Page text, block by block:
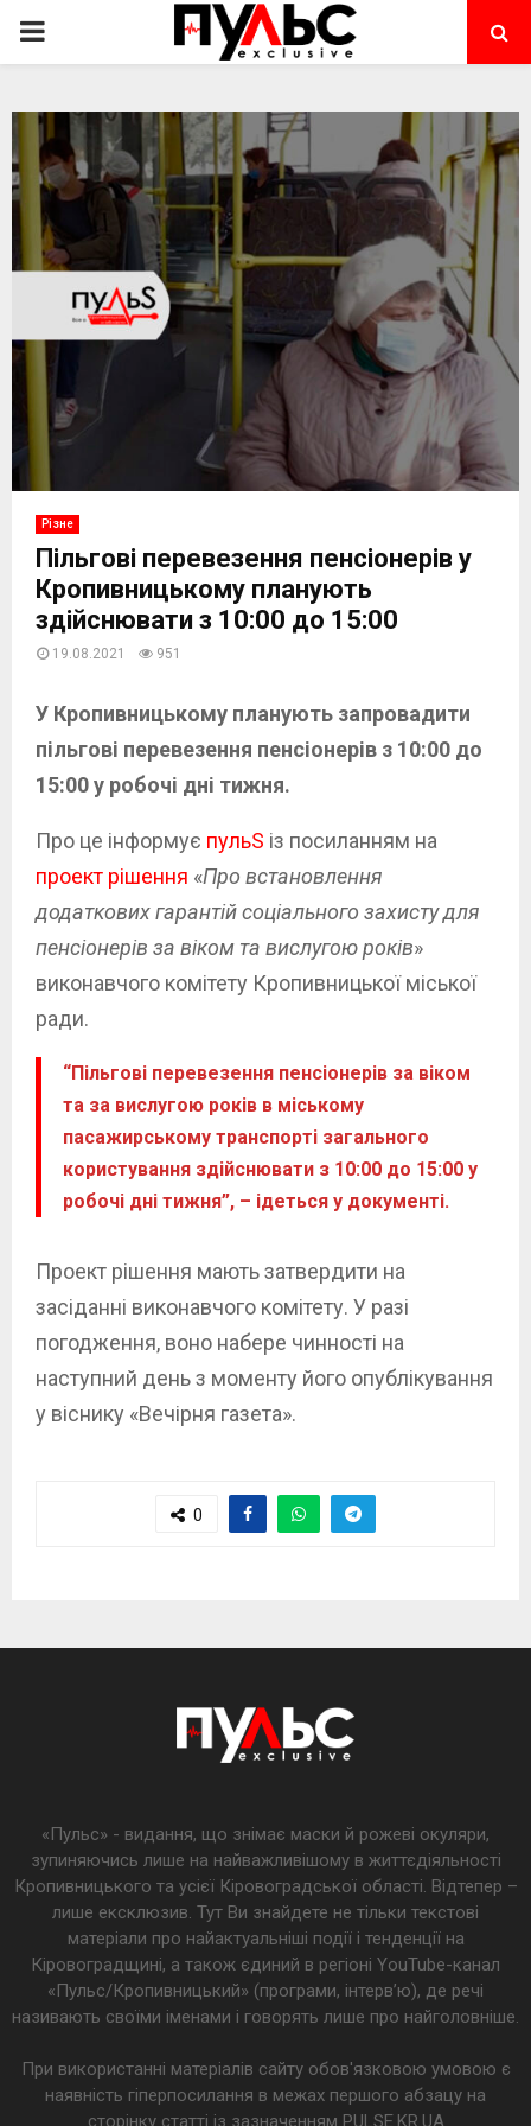
PRIMARY
Різне
Пільгові перевезення пенсіонерів у
Кропивницькому планують
здійснювати з 10:00 до 15:00
19.08.2021 951
У Кропивницькому планують запровадити
пільгові перевезення пенсіонерів з 10:00 до
15:00 у робочі дні тижня.
Про це інформує пульS із посиланням на
проект рішення «Про встановлення
додаткових гарантій соціального захисту для
пенсіонерів за віком та вислугою років»
виконавчого комітету Кропивницької міської
ради.
“Пільгові перевезення пенсіонерів за віком
та за вислугою років в міському
пасажирському транспорті загального
користування здійснювати з 10:00 до 15:00 у
робочі дні тижня”, – ідеться у документі.
Проект рішення мають затвердити на
засіданні виконавчого комітету. У разі
погодження, воно набере чинності на
наступний день з моменту його опублікування
у віснику «Вечірня газета».
0
«Пульс» - видання, що знімає маски й рожеві окуляри,
зупиняючись лише на найважливішому в життєдіяльності
Кропивницького та усієї Кіровоградської області. Відтепер –
лише ексклюзив. Тут Ви знайдете не тільки текстові
матеріали про найактуальніші події і тенденції на
Кіровоградщині, а також єдиний в регіоні YouTube-канал
«Пульс/Кропивницький» (програми, інтерв’ю), де речі
називають своїми іменами і говорять лише про найголовніше.
При використанні матеріалів сайту обов'язковою умовою є
наявність гіперпосилання в межах першого абзацу на
сторінку статті із зазначенням PULSE.KR.UA